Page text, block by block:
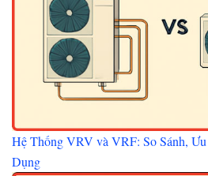
Hệ Thống VRV và VRF: So Sánh,
Dụng